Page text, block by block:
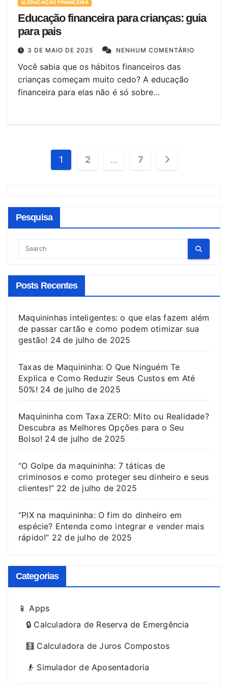
📊 EDUCAÇÃO FINANCEIRA
Educação financeira para crianças: guia
para pais
3 DE MAIO DE 2025 NENHUM COMENTÁRIO
Você sabia que os hábitos financeiros das
crianças começam muito cedo? A educação
financeira para elas não é só sobre…
Paginação
1 2 … 7
Pesquisa
Posts Recentes
Maquininhas inteligentes: o que elas fazem além
de passar cartão e como podem otimizar sua
gestão! 24 de julho de 2025
Taxas de Maquininha: O Que Ninguém Te
Explica e Como Reduzir Seus Custos em Até
50%! 24 de julho de 2025
Maquininha com Taxa ZERO: Mito ou Realidade?
Descubra as Melhores Opções para o Seu
Bolso! 24 de julho de 2025
“O Golpe da maquininha: 7 táticas de
criminosos e como proteger seu dinheiro e seus
clientes!” 22 de julho de 2025
“PIX na maquininha: O fim do dinheiro em
espécie? Entenda como integrar e vender mais
rápido!” 22 de julho de 2025
Categorias
📱 Apps
🔒 Calculadora de Reserva de Emergência
🧮 Calculadora de Juros Compostos
👴 Simulador de Aposentadoria